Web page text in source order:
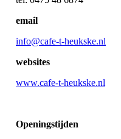
email
info@cafe-t-heukske.nl
websites
www.cafe-t-heukske.nl
Openingstijden